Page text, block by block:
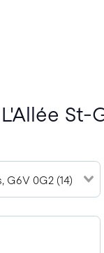
St-
G6V 0G2 (14)